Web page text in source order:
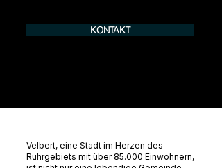
KONTAKT
Velbert, eine Stadt im Herzen des
Ruhrgebiets mit über 85.000 Einwohnern,